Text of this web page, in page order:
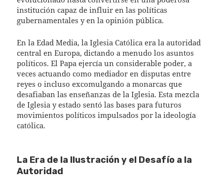
institución capaz de influir en las políticas
gubernamentales y en la opinión pública.
En la Edad Media, la Iglesia Católica era la autoridad
central en Europa, dictando a menudo los asuntos
políticos. El Papa ejercía un considerable poder, a
veces actuando como mediador en disputas entre
reyes o incluso excomulgando a monarcas que
desafiaban las enseñanzas de la Iglesia. Esta mezcla
de Iglesia y estado sentó las bases para futuros
movimientos políticos impulsados por la ideología
católica.
La Era de la Ilustración y el Desafío a la
Autoridad